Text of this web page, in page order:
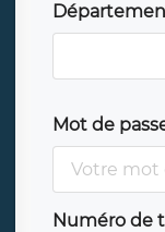
Mot de
Numéro de